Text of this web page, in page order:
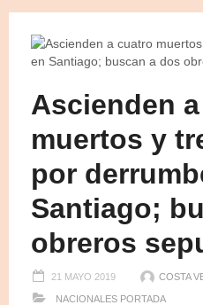
Ascienden
muertos y
por
Santiago;
obreros
21 MAYO 2019 COSTA
NACIONALES PORTADA